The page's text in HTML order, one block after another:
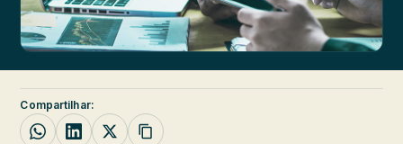
Compartilhar: